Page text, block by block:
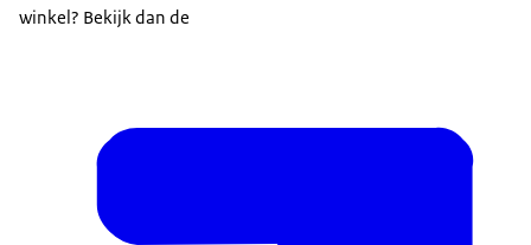
winkel? Bekijk dan de